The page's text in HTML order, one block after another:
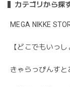
カテゴリから探
MEGA NIKKE
【どこでもいっ
きゃらっぴんすと